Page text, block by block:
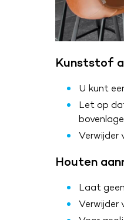
Kunststof
U kunt
Let op
Verwijder
Houten
Laat
Verwijder